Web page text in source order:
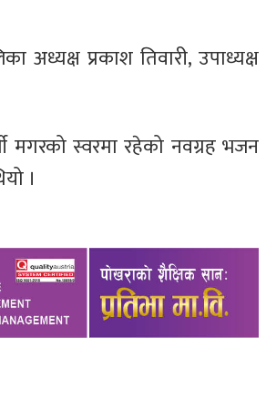
अध्यक्ष प्रकाश तिवारी, उपाध्यक्ष
मगरको स्वरमा रहेको नवग्रह भजन
।